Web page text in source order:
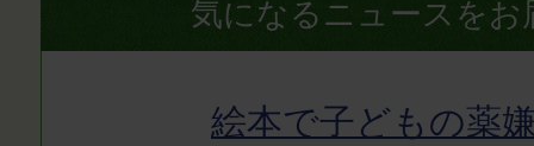
気になるニュースをお
絵本で子どもの薬